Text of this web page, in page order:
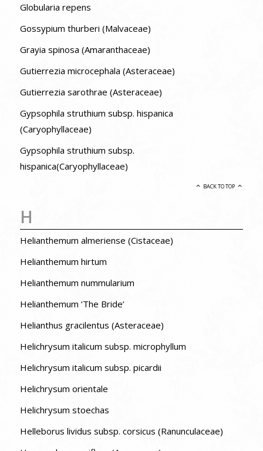
Globularia repens
Gossypium thurberi (Malvaceae)
Grayia spinosa (Amaranthaceae)
Gutierrezia microcephala (Asteraceae)
Gutierrezia sarothrae (Asteraceae)
Gypsophila struthium subsp. hispanica
(Caryophyllaceae)
Gypsophila struthium subsp.
hispanica(Caryophyllaceae)
BACK TO TOP
H
Helianthemum almeriense (Cistaceae)
Helianthemum hirtum
Helianthemum nummularium
Helianthemum ‘The Bride’
Helianthus gracilentus (Asteraceae)
Helichrysum italicum subsp. microphyllum
Helichrysum italicum subsp. picardii
Helichrysum orientale
Helichrysum stoechas
Helleborus lividus subsp. corsicus (Ranunculaceae)